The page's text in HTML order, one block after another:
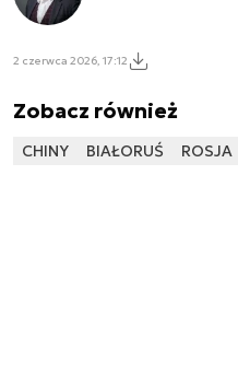
2 czerwca 2026, 17:12
Zobacz również
CHINY BIAŁORUŚ ROSJA